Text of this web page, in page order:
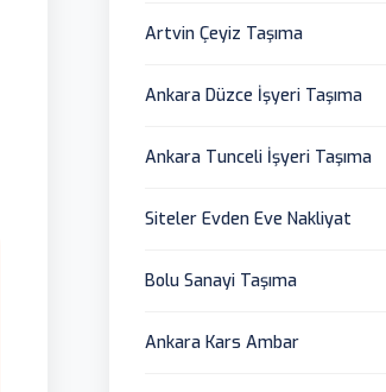
Artvin Çeyiz Taşıma
Ankara Düzce İşyeri Taşıma
Ankara Tunceli İşyeri Taşıma
Siteler Evden Eve Nakliyat
Bolu Sanayi Taşıma
Ankara Kars Ambar